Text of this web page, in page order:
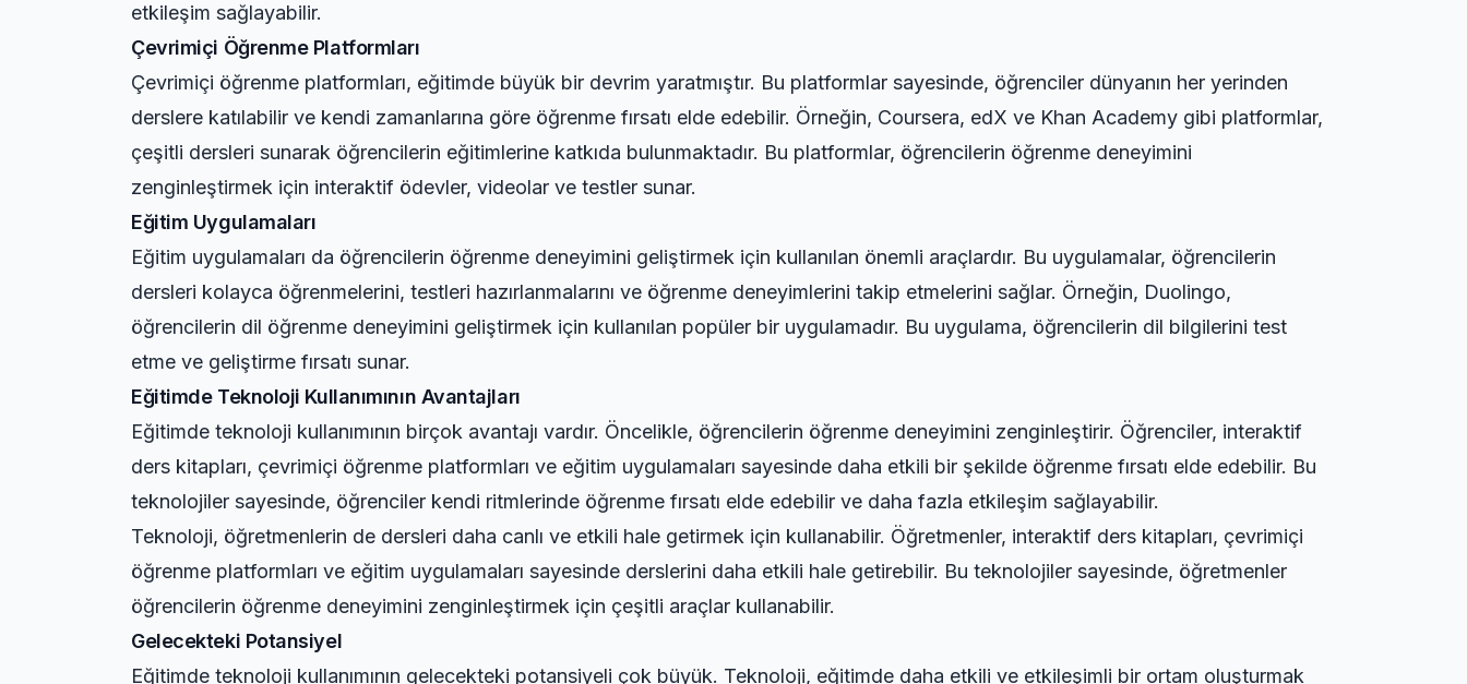
etkileşim sağlayabilir.
Çevrimiçi Öğrenme Platformları
Çevrimiçi öğrenme platformları, eğitimde büyük bir devrim yaratmıştır. Bu platformlar sayesinde, öğrenciler dünyanın her yerinden
derslere katılabilir ve kendi zamanlarına göre öğrenme fırsatı elde edebilir. Örneğin, Coursera, edX ve Khan Academy gibi platformlar,
çeşitli dersleri sunarak öğrencilerin eğitimlerine katkıda bulunmaktadır. Bu platformlar, öğrencilerin öğrenme deneyimini
zenginleştirmek için interaktif ödevler, videolar ve testler sunar.
Eğitim Uygulamaları
Eğitim uygulamaları da öğrencilerin öğrenme deneyimini geliştirmek için kullanılan önemli araçlardır. Bu uygulamalar, öğrencilerin
dersleri kolayca öğrenmelerini, testleri hazırlanmalarını ve öğrenme deneyimlerini takip etmelerini sağlar. Örneğin, Duolingo,
öğrencilerin dil öğrenme deneyimini geliştirmek için kullanılan popüler bir uygulamadır. Bu uygulama, öğrencilerin dil bilgilerini test
etme ve geliştirme fırsatı sunar.
Eğitimde Teknoloji Kullanımının Avantajları
Eğitimde teknoloji kullanımının birçok avantajı vardır. Öncelikle, öğrencilerin öğrenme deneyimini zenginleştirir. Öğrenciler, interaktif
ders kitapları, çevrimiçi öğrenme platformları ve eğitim uygulamaları sayesinde daha etkili bir şekilde öğrenme fırsatı elde edebilir. Bu
teknolojiler sayesinde, öğrenciler kendi ritmlerinde öğrenme fırsatı elde edebilir ve daha fazla etkileşim sağlayabilir.
Teknoloji, öğretmenlerin de dersleri daha canlı ve etkili hale getirmek için kullanabilir. Öğretmenler, interaktif ders kitapları, çevrimiçi
öğrenme platformları ve eğitim uygulamaları sayesinde derslerini daha etkili hale getirebilir. Bu teknolojiler sayesinde, öğretmenler
öğrencilerin öğrenme deneyimini zenginleştirmek için çeşitli araçlar kullanabilir.
Gelecekteki Potansiyel
Eğitimde teknoloji kullanımının gelecekteki potansiyeli çok büyük. Teknoloji, eğitimde daha etkili ve etkileşimli bir ortam oluşturmak